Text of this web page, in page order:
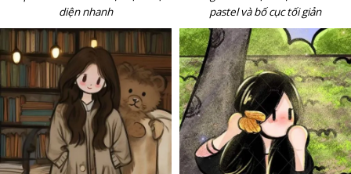
diện nhanh
pastel và bố cục tối giản